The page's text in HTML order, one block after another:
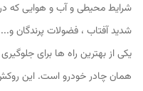
شرایط محیطی و آب و هوایی که در
شدید آفتاب ، فضولات پرندگان
یکی از بهترین راه ها برای